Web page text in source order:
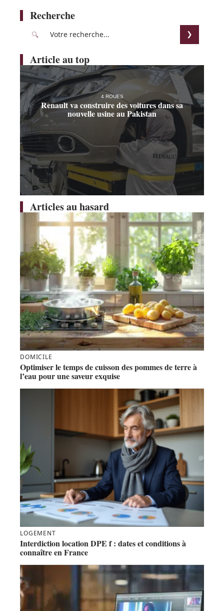
Recherche
Article au top
4 ROUES
Renault va construire des voitures dans sa
nouvelle usine au Pakistan
Articles au hasard
DOMICILE
Optimiser le temps de cuisson des pommes de terre à
l’eau pour une saveur exquise
LOGEMENT
Interdiction location DPE f : dates et conditions à
connaître en France